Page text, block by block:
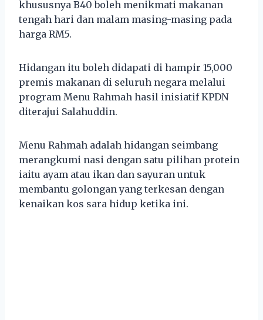
khususnya B40 boleh menikmati makanan
tengah hari dan malam masing-masing pada
harga RM5.
Hidangan itu boleh didapati di hampir 15,000
premis makanan di seluruh negara melalui
program Menu Rahmah hasil inisiatif KPDN
diterajui Salahuddin.
Menu Rahmah adalah hidangan seimbang
merangkumi nasi dengan satu pilihan protein
iaitu ayam atau ikan dan sayuran untuk
membantu golongan yang terkesan dengan
kenaikan kos sara hidup ketika ini.